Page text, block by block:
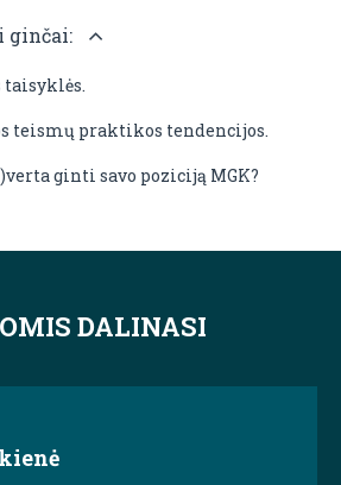
ginčai:
taisyklės.
teismų praktikos tendencijos.
ginti savo poziciją MGK?
DALINASI